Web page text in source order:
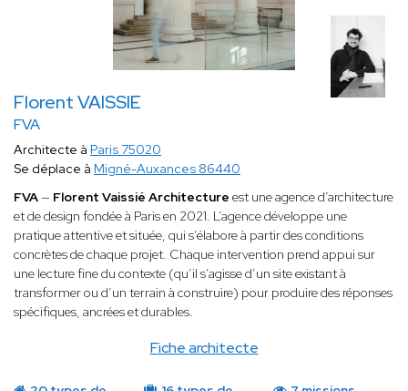
Florent VAISSIE
FVA
Fiche architecte
Architecte à Paris 75020
Se déplace à Migné-Auxances 86440
FVA— Florent Vaissié Architecture est une agence d’architecture
et de design fondée à Paris en 2021. L’agence développe une
pratique attentive et située, qui s’élabore à partir des conditions
concrètes de chaque projet. Chaque intervention prend appui sur
une lecture fine du contexte (qu’il s’agisse d’un site existant à
transformer ou d’un terrain à construire) pour produire des réponses
spécifiques, ancrées et durables.